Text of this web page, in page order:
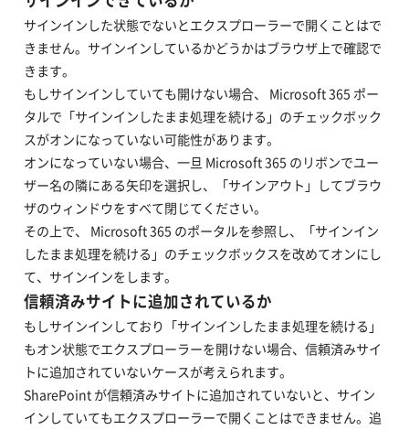
​サインインした状態でないとエクスプローラーで開くことはで
きません。サインインしているかどうかはブラウザ上で確認で
きます。
​もしサインインしていても開けない場合、 Microsoft 365 ポー
タルで「サインインしたまま処理を続ける」のチェックボック
スがオンになっていない可能性があります。
​オンになっていない場合、一旦 Microsoft 365 のリボンでユー
ザー名の隣にある矢印を選択し、「サインアウト」してブラウ
ザのウィンドウをすべて閉じてください。
​その上で、 Microsoft 365 のポータルを参照し、「サインイン
したまま処理を続ける」のチェックボックスを改めてオンにし
て、サインインをします。
​信頼済みサイトに追加されているか
​もしサインインしており「サインインしたまま処理を続ける」
もオン状態でエクスプローラーを開けない場合、信頼済みサイ
トに追加されていないケースが考えられます。
​SharePoint が信頼済みサイトに追加されていないと、サイン
インしていてもエクスプローラーで開くことはできません。追